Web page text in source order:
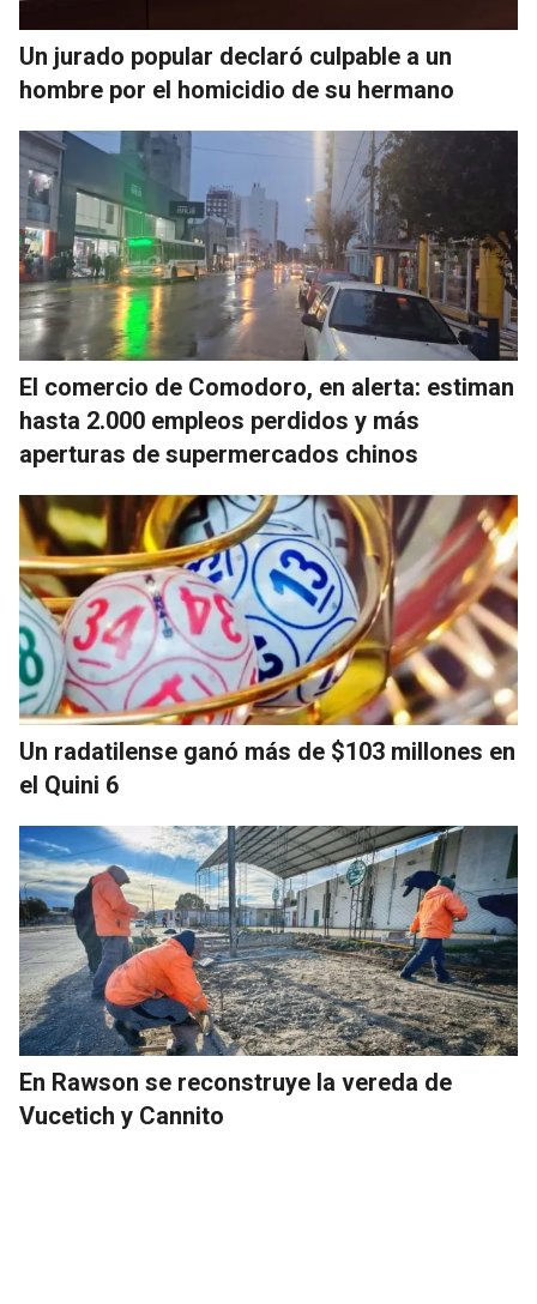
Un jurado popular declaró culpable a un
hombre por el homicidio de su hermano
El comercio de Comodoro, en alerta: estiman
hasta 2.000 empleos perdidos y más
aperturas de supermercados chinos
Un radatilense ganó más de $103 millones en
el Quini 6
En Rawson se reconstruye la vereda de
Vucetich y Cannito